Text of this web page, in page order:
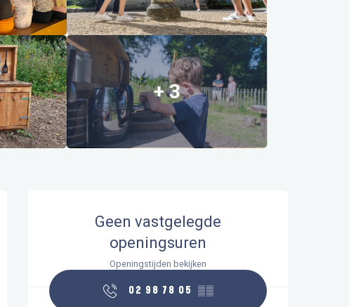
+ 3
Openingstijden en
Geen vastgelegde
openingsuren
Openingstijden bekijken
02 98 78 05 ▒▒